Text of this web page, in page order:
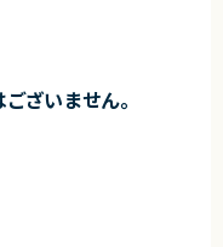
ざいません。